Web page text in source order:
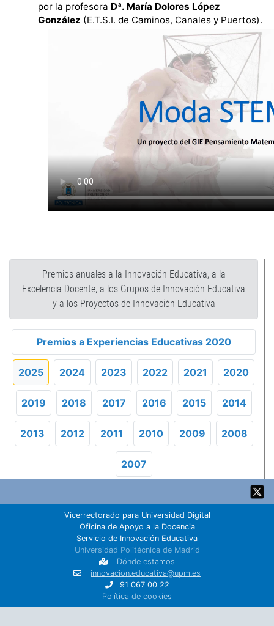
por la profesora Dª. María Dolores López
González (E.T.S.I. de Caminos, Canales y Puertos).
top
Premios anuales a la Innovación Educativa, a la
Excelencia Docente, a los Grupos de Innovación Educativa
y a los Proyectos de Innovación Educativa
Premios a Experiencias Educativas 2020
2025 2024 2023 2022 2021 2020
2019 2018 2017 2016 2015 2014
2013 2012 2011 2010 2009 2008
2007
Vicerrectorado para Universidad Digital
Oficina de Apoyo a la Docencia
Servicio de Innovación Educativa
Universidad Politécnica de Madrid
Dónde estamos
innovacion.educativa@upm.es
91 067 00 22
Política de cookies